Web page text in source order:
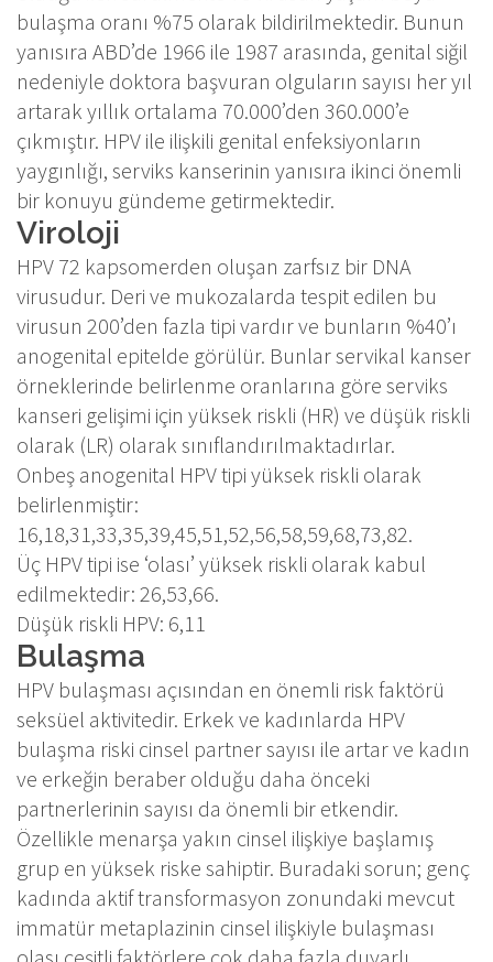
bulaşma oranı %75 olarak bildirilmektedir. Bunun
yanısıra ABD’de 1966 ile 1987 arasında, genital siğil
nedeniyle doktora başvuran olguların sayısı her yıl
artarak yıllık ortalama 70.000’den 360.000’e
çıkmıştır. HPV ile ilişkili genital enfeksiyonların
yaygınlığı, serviks kanserinin yanısıra ikinci önemli
bir konuyu gündeme getirmektedir.
Viroloji
HPV 72 kapsomerden oluşan zarfsız bir DNA
virusudur. Deri ve mukozalarda tespit edilen bu
virusun 200’den fazla tipi vardır ve bunların %40’ı
anogenital epitelde görülür. Bunlar servikal kanser
örneklerinde belirlenme oranlarına göre serviks
kanseri gelişimi için yüksek riskli (HR) ve düşük riskli
olarak (LR) olarak sınıflandırılmaktadırlar.
Onbeş anogenital HPV tipi yüksek riskli olarak
belirlenmiştir:
16,18,31,33,35,39,45,51,52,56,58,59,68,73,82.
Üç HPV tipi ise ‘olası’ yüksek riskli olarak kabul
edilmektedir: 26,53,66.
Düşük riskli HPV: 6,11
Bulaşma
HPV bulaşması açısından en önemli risk faktörü
seksüel aktivitedir. Erkek ve kadınlarda HPV
bulaşma riski cinsel partner sayısı ile artar ve kadın
ve erkeğin beraber olduğu daha önceki
partnerlerinin sayısı da önemli bir etkendir.
Özellikle menarşa yakın cinsel ilişkiye başlamış
grup en yüksek riske sahiptir. Buradaki sorun; genç
kadında aktif transformasyon zonundaki mevcut
immatür metaplazinin cinsel ilişkiyle bulaşması